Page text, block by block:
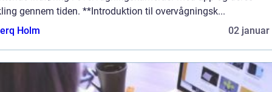
gennem tiden. **Introduktion til overvågningsk...
Holm
02 januar